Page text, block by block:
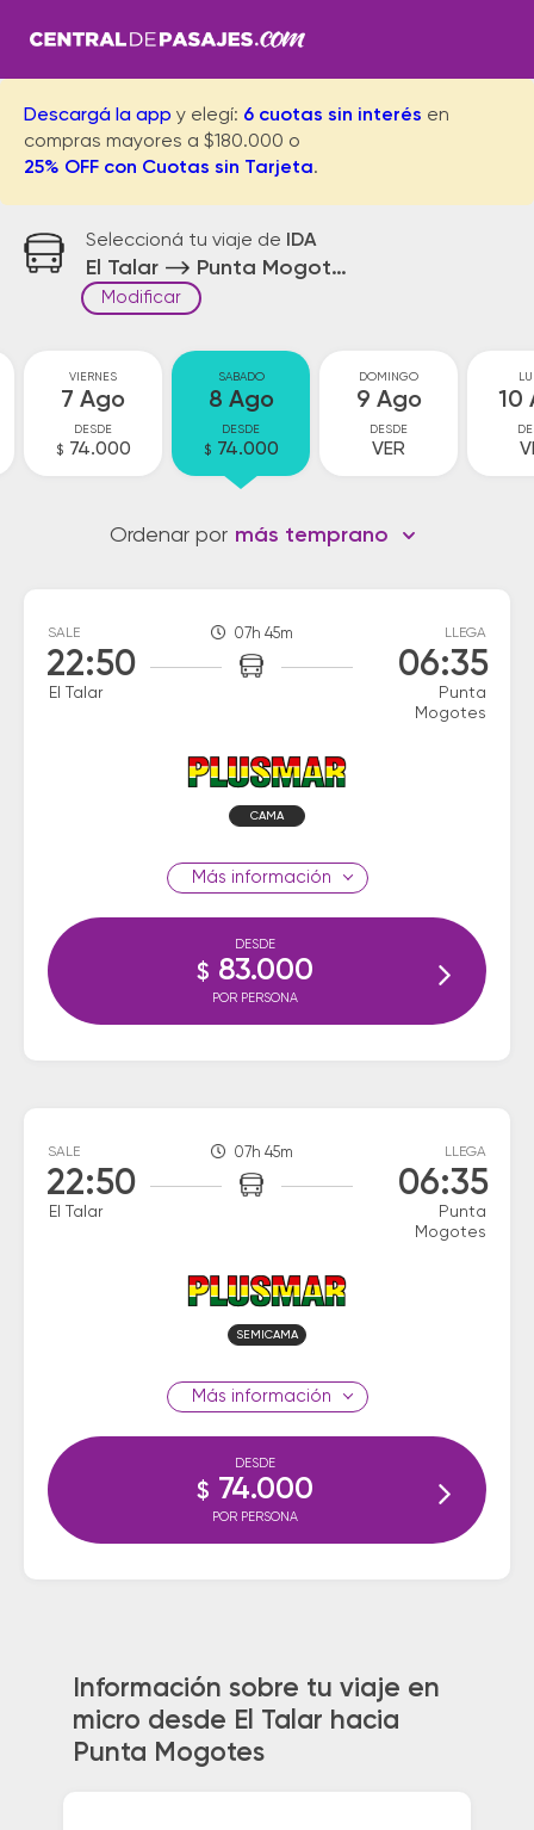
Descargá la app y elegí: 6 cuotas sin interés en
compras mayores a $180.000 o
25% OFF con Cuotas sin Tarjeta.
Seleccioná tu viaje de IDA
El Talar Punta Mogotes
Modificar
VIERNES
7 Ago
DESDE
$ 74.000
SABADO
8 Ago
DESDE
$ 74.000
DOMINGO
9 Ago
DESDE
VER
10
Ordenar por más temprano
SALE
22:50
El Talar
07h 45m LLEGA
06:35
Punta
Mogotes
CAMA
información
DESDE
$ 83.000
POR PERSONA
SALE
22:50
El Talar
07h 45m LLEGA
06:35
Punta
Mogotes
SEMICAMA
información
DESDE
$ 74.000
POR PERSONA
Información sobre tu viaje en
micro desde El Talar hacia
Punta Mogotes